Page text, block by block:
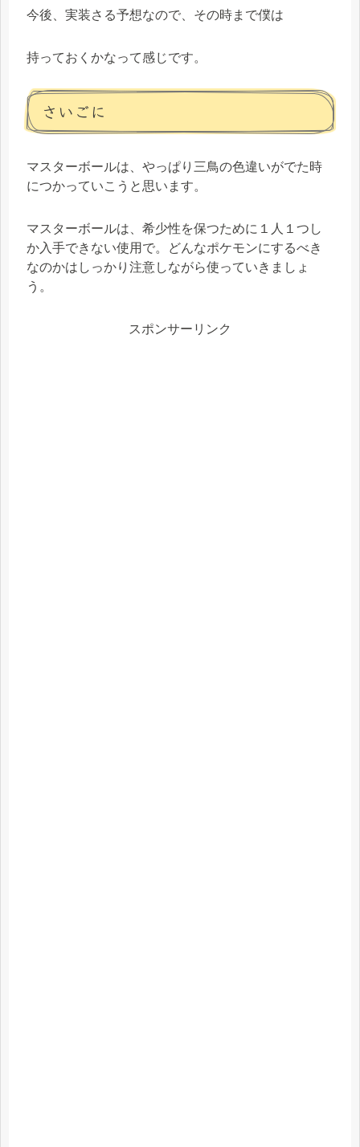
今後、実装さる予想なので、その時まで僕は
持っておくかなって感じです。
さいごに
マスターボールは、やっぱり三鳥の色違いがでた時
につかっていこうと思います。
マスターボールは、希少性を保つために１人１つし
か入手できない使用で。どんなポケモンにするべき
なのかはしっかり注意しながら使っていきましょ
う。
スポンサーリンク